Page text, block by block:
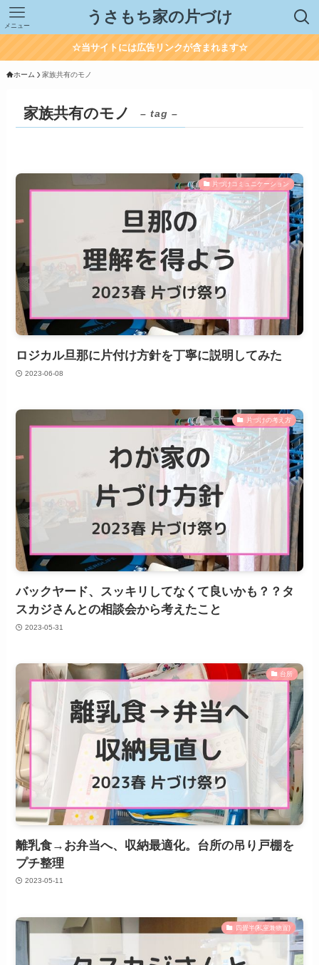
うさもち家の片づけ
メニュー
☆当サイトには広告リンクが含まれます☆
ホーム 家族共有のモノ
家族共有のモノ – tag –
片づけコミュニケーション
ロジカル旦那に片付け方針を丁寧に説明してみた
2023-06-08
片づけの考え方
バックヤード、スッキリしてなくて良いかも？？タ
スカジさんとの相談会から考えたこと
2023-05-31
台所
離乳食→お弁当へ、収納最適化。台所の吊り戸棚を
プチ整理
2023-05-11
四畳半(私室兼物置)